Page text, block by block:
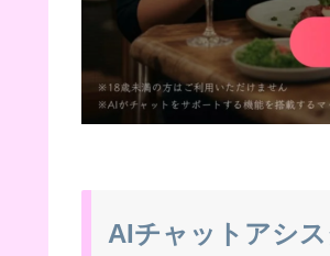
AIチャットアシ